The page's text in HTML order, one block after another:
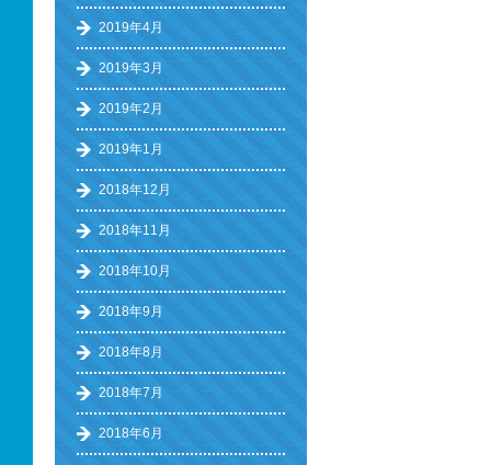
2019年4月
2019年3月
2019年2月
2019年1月
2018年12月
2018年11月
2018年10月
2018年9月
2018年8月
2018年7月
2018年6月